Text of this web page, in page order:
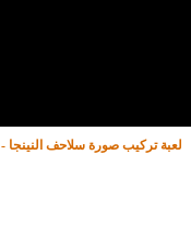
لعبة تركيب صورة سلاحف